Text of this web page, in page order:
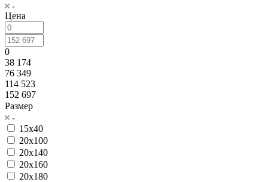
Цена
0
38 174
76 349
114 523
152 697
Размер
15x40
20x100
20x140
20x160
20x180